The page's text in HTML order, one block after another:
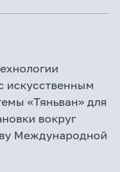
искусственным
«Тяньван» для
вокруг
Международной